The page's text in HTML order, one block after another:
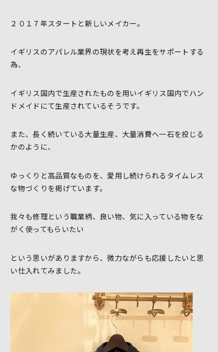
２０１７年スタートと新しいメイカー。
イギリスのアパレル業界の現状を考え再生をサポートする
為、
イギリス国内で生産されたものを用いイギリス国内でハン
ドメイドにて生産されているそうです。
また、長く続いている大量生産、大量消費へ一石を投じる
かのように、
ゆっくりと高品質なものを、愛用し続けられるタイムレス
な物づくりを掲げています。
我々も修理という職業柄、良い物、気に入っている物をな
がく使ってもらいたい
という思いがありますから、微力ながらも応援したいと思
い仕入れてみました。